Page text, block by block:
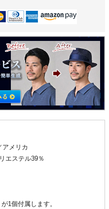
アメリカ
エステル39％
1個付属します。